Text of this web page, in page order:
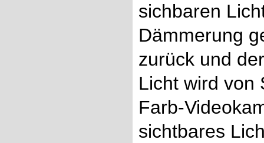
sichbaren
Dämmerung
zurück und
Licht wird von
Farb-
sichtbares